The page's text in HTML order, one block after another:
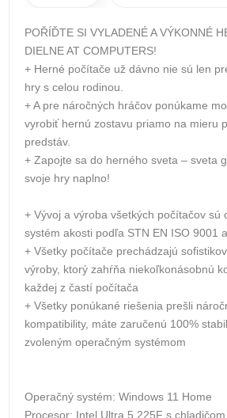
POŘÍĎTE SI VYLADENÉ A VÝKONNÉ
DIELNE AT COMPUTERS!
+ Herné počítače už dávno nie sú len
hry s celou rodinou.
+ A pre náročných hráčov ponúkame
vyrobiť hernú zostavu priamo na mieru
predstáv.
+ Zapojte sa do herného sveta – sveta
svoje hry naplno!
+ Vývoj a výroba všetkých počítačov sú
systém akosti podľa STN EN ISO 9001
+ Všetky počítače prechádzajú
výroby, ktorý zahŕňa niekoľkonásobnú
každej z častí počítača
+ Všetky ponúkané riešenia prešli
kompatibility, máte zaručenú 100%
zvoleným operačným systémom
Operačný systém: Windows 11 Home
Procesor: Intel Ultra 5 225F s